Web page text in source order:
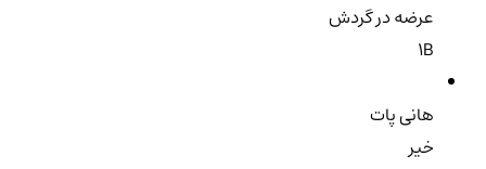
عرضه در گردش
1B
هانی پات
خیر